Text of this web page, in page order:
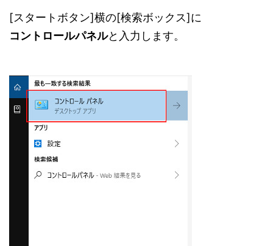
[スタートボタン]横の[検索ボックス]に
コントロールパネルと入力します。